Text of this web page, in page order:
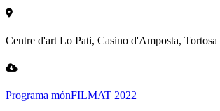
Centre d'art Lo Pati, Casino d'Amposta,
Programa mónFILMAT 2022